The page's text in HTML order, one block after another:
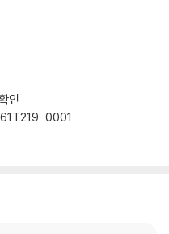
인
0001